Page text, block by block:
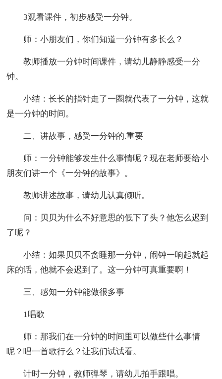
3观看课件，初步感受一分钟。
师：小朋友们，你们知道一分钟有多长么？
教师播放一分钟时间课件，请幼儿静静感受一分
钟。
小结：长长的指针走了一圈就代表了一分钟，这就
是一分钟的时间。
二、讲故事，感受一分钟的.重要
师：一分钟能够发生什么事情呢？现在老师要给小
朋友们讲一个《一分钟的故事》。
教师讲述故事，请幼儿认真倾听。
问：贝贝为什么不好意思的低下了头？他怎么迟到
了呢？
小结：如果贝贝不贪睡那一分钟，闹钟一响起就起
床的话，他就不会迟到了。这一分钟可真重要啊！
三、感知一分钟能做很多事
1唱歌
师：那我们在一分钟的时间里可以做些什么事情
呢？唱一首歌行么？让我们试试看。
计时一分钟，教师弹琴，请幼儿拍手跟唱。